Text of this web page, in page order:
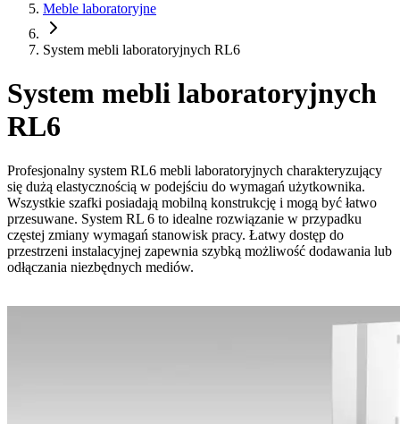
Meble laboratoryjne
System mebli laboratoryjnych RL6
System mebli laboratoryjnych
RL6
Profesjonalny system RL6 mebli laboratoryjnych charakteryzujący
się dużą elastycznością w podejściu do wymagań użytkownika.
Wszystkie szafki posiadają mobilną konstrukcję i mogą być łatwo
przesuwane. System RL 6 to idealne rozwiązanie w przypadku
częstej zmiany wymagań stanowisk pracy. Łatwy dostęp do
przestrzeni instalacyjnej zapewnia szybką możliwość dodawania lub
odłączania niezbędnych mediów.